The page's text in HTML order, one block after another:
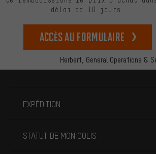
Herbert, General Operations &
délai de 10 jours.
Accès au formulaire
EXPÉDITION
STATUT DE MON COLIS